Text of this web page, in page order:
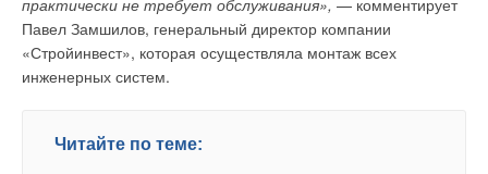
практически не требует обслуживания», — комментирует
Павел Замшилов, генеральный директор компании
«Стройинвест», которая осуществляла монтаж всех
инженерных систем.
Читайте по теме:
В этой теме еще нет комментариев
Добавить комментарий
расходами.
4. Рациональное использование пространства
. Возможность свободного архитектурного